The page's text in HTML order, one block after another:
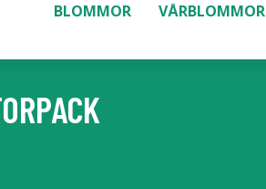
BLOMMOR VÅRBLOMMOR